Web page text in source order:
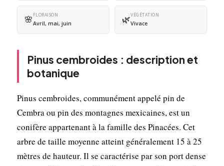
🌸 FLORAISON
Avril, mai, juin 🌿VÉGÉTATION
Vivace
Pinus cembroides : description et
botanique
Pinus cembroides, communément appelé pin de
Cembra ou pin des montagnes mexicaines, est un
conifère appartenant à la famille des Pinacées. Cet
arbre de taille moyenne atteint généralement 15 à 25
mètres de hauteur. Il se caractérise par son port dense